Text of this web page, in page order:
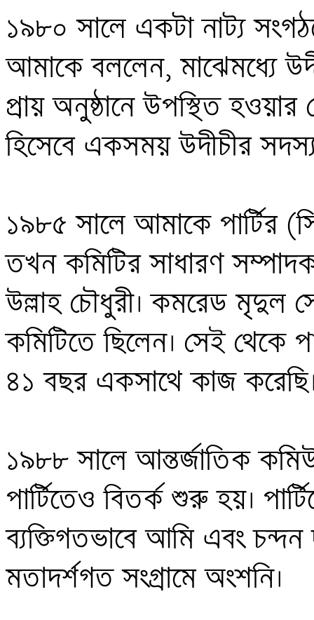
১৯৮০ সালে একটা নাট্য
আমাকে বললেন, মাঝেমধ্যে
প্রায় অনুষ্ঠানে উপস্থিত
হিসেবে একসময় উদীচীর
১৯৮৫ সালে আমাকে পার্টির
তখন কমিটির সাধারণ
উল্লাহ চৌধুরী। কমরেড মৃদুল
কমিটিতে ছিলেন। সেই থেকে
৪১ বছর একসাথে কাজ
১৯৮৮ সালে আন্তর্জাতিক
পার্টিতেও বিতর্ক শুরু হয়।
ব্যক্তিগতভাবে আমি এবং
মতাদর্শগত সংগ্রামে অংশনি।